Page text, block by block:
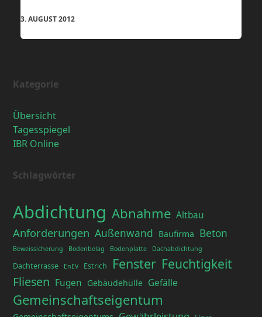
3. AUGUST 2012
Kategorie
Übersicht
Tagesspiegel
IBR Online
Schlagwörter
Abdichtung Abnahme Altbau
Anforderungen Außenwand Baufirma Beton
Beweissicherung Bodenbelag Bodenplatte Dachabdichtung
Dachterrasse EnEV Estrich Fenster Feuchtigkeit
Fliesen Fugen Gebäudehülle Gefälle
Gemeinschaftseigentum